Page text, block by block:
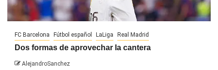
FC Barcelona Fútbol español LaLiga Real Madrid
Dos formas de aprovechar la cantera
AlejandroSanchez